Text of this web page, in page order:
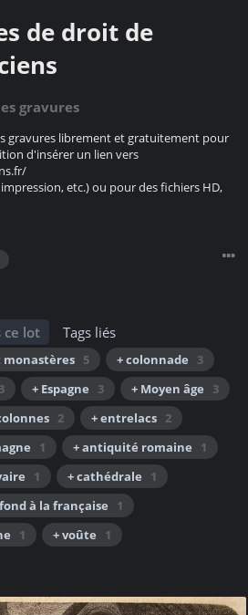
de droit de
gravures
gravures librement et gratuitement pour
d'insérer un lien vers
etc.) ou pour des fichiers HD,
ce lot Tags liés
monastères 5 + colonnade
3
3 + Espagne 3 + Moyen âge
3
2 + entrelacs 2
1 + antiquité romaine
1
1 + cathédrale
1
à la française
1
1 + voûte
1